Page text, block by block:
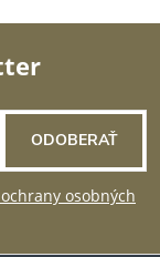
osobných
ODOBERAŤ